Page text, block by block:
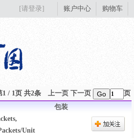
[请登录] 账户中心 购物车
1 / 1页 共2条 上一页 下一页 Go
页
包装
Unit